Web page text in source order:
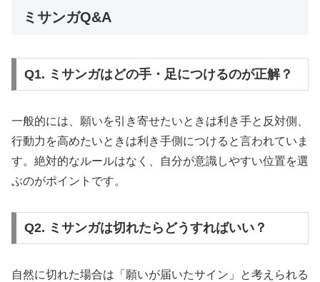
ミサンガQ&A
Q1. ミサンガはどの手・足につけるのが正解？
一般的には、願いを引き寄せたいときは利き手と反対側、
行動力を高めたいときは利き手側につけると言われていま
す。絶対的なルールはなく、自分が意識しやすい位置を選
ぶのがポイントです。
Q2. ミサンガは切れたらどうすればいい？
自然に切れた場合は「願いが届いたサイン」と考えられる